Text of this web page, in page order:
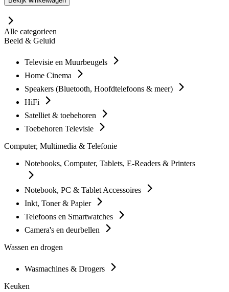
Alle categorieen
Beeld & Geluid
Televisie en Muurbeugels
Home Cinema
Speakers (Bluetooth, Hoofdtelefoons & meer)
HiFi
Satelliet & toebehoren
Toebehoren Televisie
Computer, Multimedia & Telefonie
Notebooks, Computer, Tablets, E-Readers & Printers
Notebook, PC & Tablet Accessoires
Inkt, Toner & Papier
Telefoons en Smartwatches
Camera's en deurbellen
Wassen en drogen
Wasmachines & Drogers
Keuken